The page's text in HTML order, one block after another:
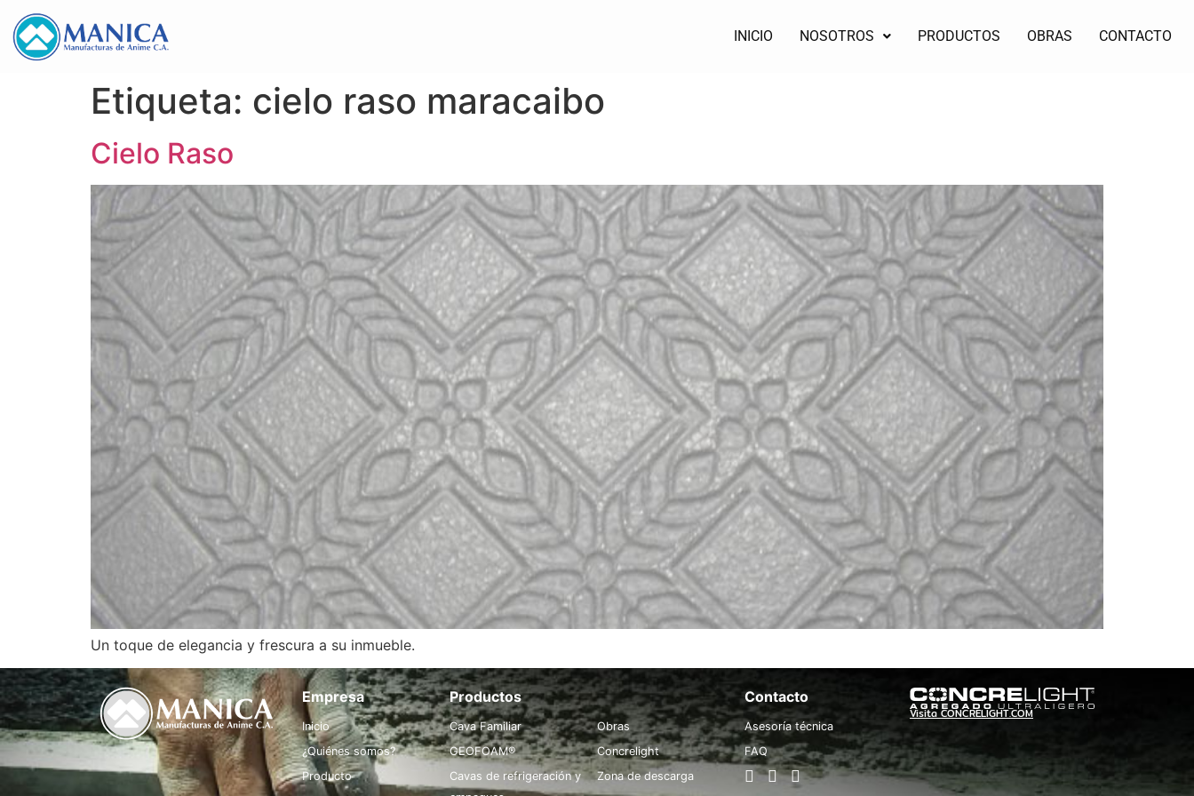
INICIO NOSOTROS PRODUCTOS OBRAS CONTACTO
Etiqueta: cielo raso maracaibo
Cielo Raso
Un toque de elegancia y frescura a su inmueble.
Empresa
Inicio
¿Quiénes somos?
Producto
Productos
Cava Familiar
GEOFOAM®
Cavas de refrigeración y
.
Obras
Concrelight
Zona de descarga
Contacto
Asesoría técnica
FAQ
Visita CONCRELIGHT.COM